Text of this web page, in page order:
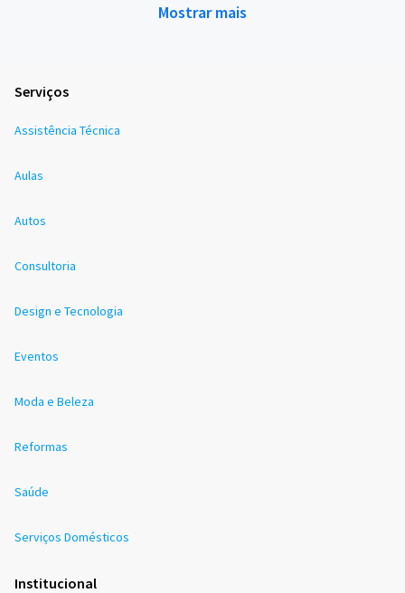
Mostrar mais
Serviços
Assistência Técnica
Aulas
Autos
Consultoria
Design e Tecnologia
Eventos
Moda e Beleza
Reformas
Saúde
Serviços Domésticos
Institucional